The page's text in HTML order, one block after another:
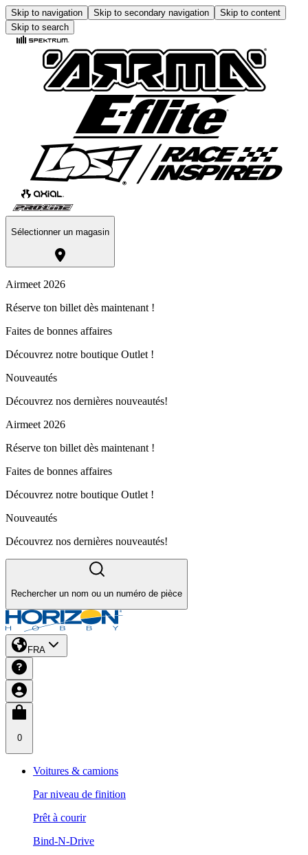
Skip to navigation Skip to secondary navigation
Skip to content
Skip to search
Sélectionner un magasin
Airmeet 2026
Réserve ton billet dès maintenant !
Faites de bonnes affaires
Découvrez notre boutique Outlet !
Nouveautés
Découvrez nos dernières nouveautés!
Airmeet 2026
Réserve ton billet dès maintenant !
Faites de bonnes affaires
Découvrez notre boutique Outlet !
Nouveautés
Découvrez nos dernières nouveautés!
Rechercher un nom ou un numéro de pièce
FRA
0
Voitures & camions
Par niveau de finition
Prêt à courir
Bind-N-Drive